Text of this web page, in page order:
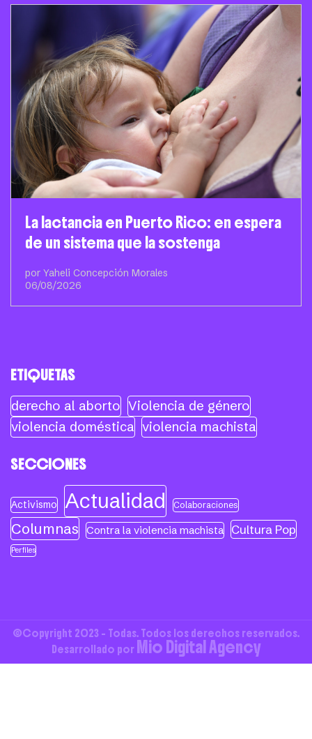
La lactancia en Puerto Rico: en espera
de un sistema que la sostenga
por Yaheli Concepción Morales
06/08/2026
ETIQUETAS
derecho al aborto Violencia de género
violencia doméstica violencia machista
SECCIONES
Activismo Actualidad Colaboraciones
Columnas Contra la violencia machista Cultura Pop
Perfiles
©Copyright 2023 - Todas. Todos los derechos reservados.
Desarrollado por Mio Digital Agency